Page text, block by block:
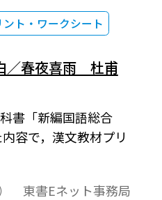
ト・ワークシート
／春夜喜雨 杜甫
書「新編国語総合
容で，漢文教材プリ
東書Eネット事務局